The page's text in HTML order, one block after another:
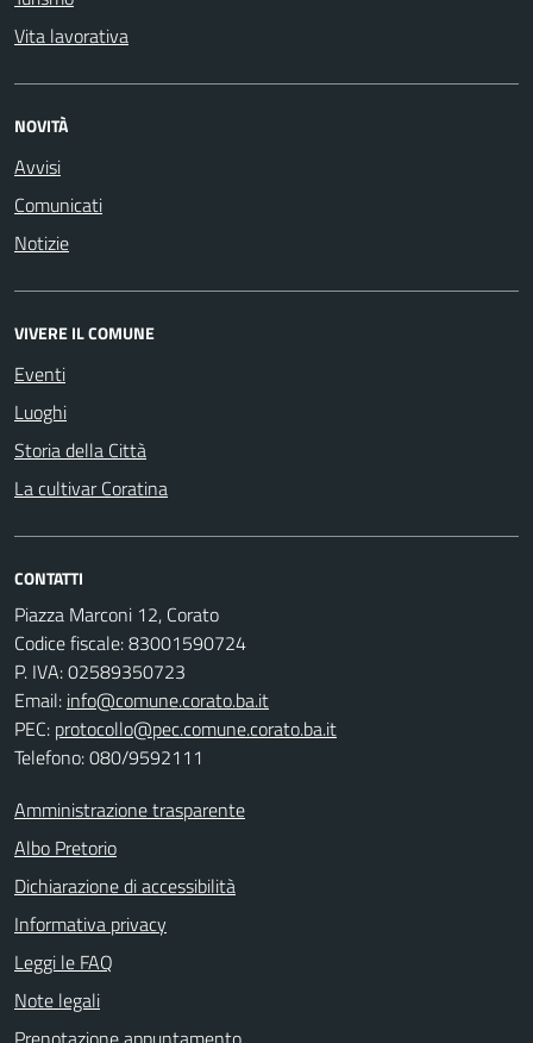
Vita lavorativa
NOVITÀ
Avvisi
Comunicati
Notizie
VIVERE IL COMUNE
Eventi
Luoghi
Storia della Città
La cultivar Coratina
CONTATTI
Piazza Marconi 12, Corato
Codice fiscale: 83001590724
P. IVA: 02589350723
Email: info@comune.corato.ba.it
PEC: protocollo@pec.comune.corato.ba.it
Telefono: 080/9592111
Amministrazione trasparente
Albo Pretorio
Dichiarazione di accessibilità
Informativa privacy
Leggi le FAQ
Note legali